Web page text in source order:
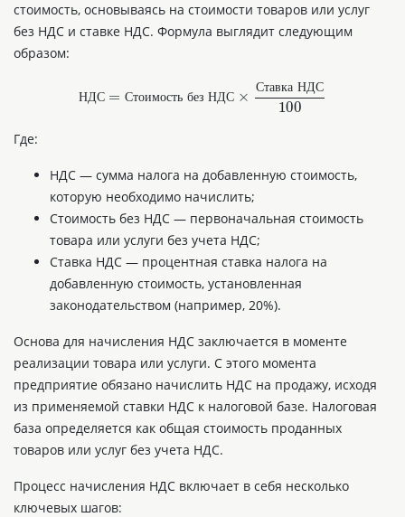
стоимость, основываясь на стоимости товаров или услуг
без НДС и ставке НДС. Формула выглядит следующим
образом:
НД С С т оим о с ть б ез НД С
НДС= Стоимость без НДС ×Ставка НДС
100
Где:
НДС — сумма налога на добавленную стоимость,
которую необходимо начислить;
Стоимость без НДС — первоначальная стоимость
товара или услуги без учета НДС;
Ставка НДС — процентная ставка налога на
добавленную стоимость, установленная
законодательством (например, 20%).
Основа для начисления НДС заключается в моменте
реализации товара или услуги. С этого момента
предприятие обязано начислить НДС на продажу, исходя
из применяемой ставки НДС к налоговой базе. Налоговая
база определяется как общая стоимость проданных
товаров или услуг без учета НДС.
Процесс начисления НДС включает в себя несколько
ключевых шагов: